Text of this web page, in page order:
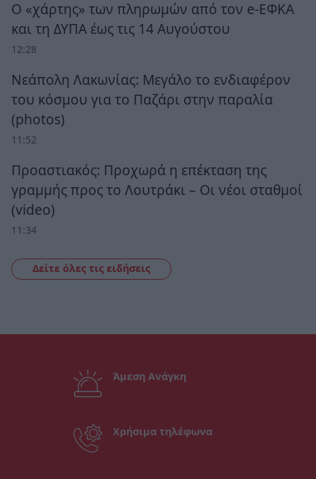
Ο «χάρτης» των πληρωμών από τον e-ΕΦΚΑ
και τη ΔΥΠΑ έως τις 14 Αυγούστου
12:28
Νεάπολη Λακωνίας: Μεγάλο το ενδιαφέρον
του κόσμου για το Παζάρι στην παραλία
(photos)
11:52
Προαστιακός: Προχωρά η επέκταση της
γραμμής προς το Λουτράκι – Οι νέοι σταθμοί
(video)
11:34
Δείτε όλες τις ειδήσεις
Άμεση Ανάγκη
Χρήσιμα τηλέφωνα